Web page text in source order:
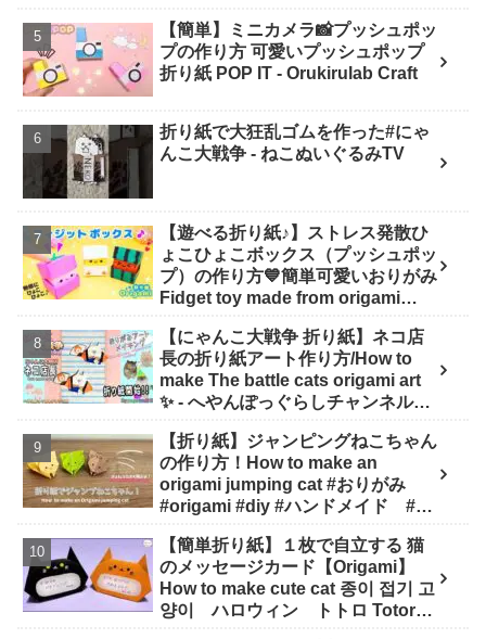
【簡単】ミニカメラ📸プッシュポッ
プの作り方 可愛いプッシュポップ
折り紙 POP IT - Orukirulab Craft
折り紙で大狂乱ゴムを作った#にゃ
んこ大戦争 - ねこぬいぐるみTV
【遊べる折り紙♪】ストレス発散ひ
ょこひょこボックス（プッシュポッ
プ）の作り方💙簡単可愛いおりがみ
Fidget toy made from origami
SodaCatOrigami 楽しい折り紙♪
【にゃんこ大戦争 折り紙】ネコ店
長の折り紙アート作り方/How to
make The battle cats origami art
✨️ - へやんぽっぐらしチャンネル
character origami)】
【折り紙】ジャンピングねこちゃん
の作り方！How to make an
origami jumping cat #おりがみ
#origami #diy #ハンドメイド #工
【簡単折り紙】１枚で自立する 猫
のメッセージカード【Origami】
How to make cute cat 종이 접기 고
양이 ハロウィン トトロ Totoro